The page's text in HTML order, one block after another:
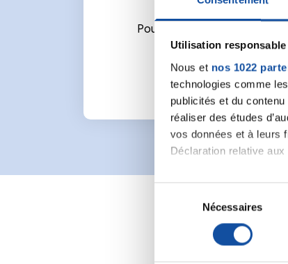
Utilisation
Nous et nos 1022
technologies comme
publicités et du
réaliser des études
vos données et à leurs
Déclaration relative
Si vous le permettez,
Collecter des
digitales).
Pour en savoir plus
Nécessaires
Pour écrire un